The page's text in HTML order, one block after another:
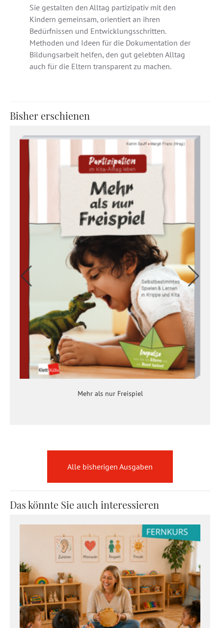
Sie gestalten den Alltag partizipativ mit den
Kindern gemeinsam, orientiert an ihren
Bedürfnissen und Entwicklungsschritten.
Methoden und Ideen für die Dokumentation der
Bildungsarbeit helfen, den gut gelebten Alltag
auch für die Eltern transparent zu machen.
Bisher erschienen
Mehr als nur Freispiel
Alle bisherigen Ausgaben
Das könnte Sie auch interessieren